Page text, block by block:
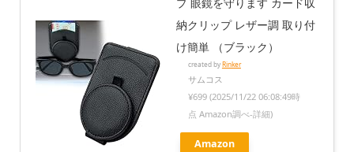
プ 眼鏡を守ります カード収
納クリップ レザー調 取り付
け簡単 （ブラック）
created byRinker
サムコス
¥699 (2025/11/22 06:08:49時
点 Amazon調べ-詳細)
Amazon